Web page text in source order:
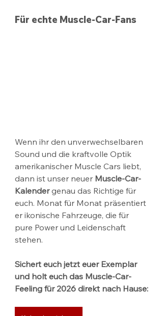
Für echte Muscle-Car-Fans
Wenn ihr den unverwechselbaren
Sound und die kraftvolle Optik
amerikanischer Muscle Cars liebt,
dann ist unser neuer Muscle-Car-
Kalender genau das Richtige für
euch. Monat für Monat präsentiert
er ikonische Fahrzeuge, die für
pure Power und Leidenschaft
stehen.
Sichert euch jetzt euer Exemplar
und holt euch das Muscle-Car-
Feeling für 2026 direkt nach Hause: